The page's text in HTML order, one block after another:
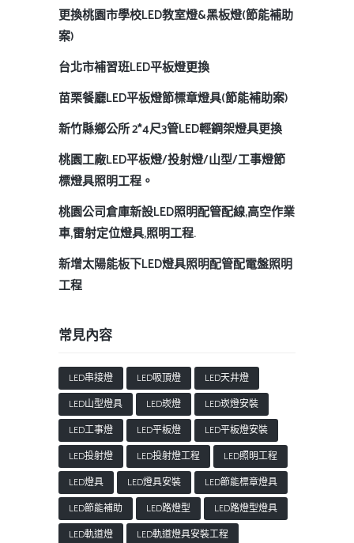
更換桃園市學校LED教室燈&黑板燈(節能補助
案)
台北市補習班LED平板燈更換
苗栗餐廳LED平板燈節標章燈具(節能補助案)
新竹縣鄉公所 2*4尺3管LED輕鋼架燈具更換
桃園工廠LED平板燈/投射燈/山型/工事燈節
標燈具照明工程。
桃園公司倉庫新設LED照明配管配線,高空作業
車,雷射定位燈具,照明工程.
新增太陽能板下LED燈具照明配管配電盤照明
工程
常見內容
LED串接燈 LED吸頂燈
LED天井燈
LED山型燈具
LED崁燈
LED崁燈安裝
LED工事燈
LED平板燈
LED平板燈安裝
LED投射燈
LED投射燈工程
LED照明工程
LED燈具
LED燈具安裝
LED節能標章燈具
LED節能補助
LED路燈型
LED路燈型燈具
LED軌道燈
LED軌道燈具安裝工程